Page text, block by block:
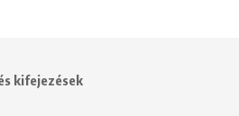
kifejezések